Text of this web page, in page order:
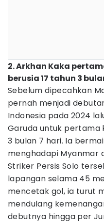
2. Arkhan Kaka
berusia 17 tahun 3
Sebelum dipecahkan
pernah menjadi
Indonesia pada 2024
Garuda untuk pertama
3 bulan 7 hari. Ia
menghadapi Myanmar
Striker Persis Solo
lapangan selama 45
mencetak gol, ia turut
mendulang
debutnya hingga per